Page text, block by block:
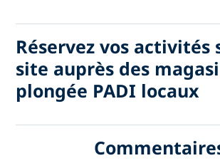
Réservez vos activités
site auprès des
plongée PADI locaux